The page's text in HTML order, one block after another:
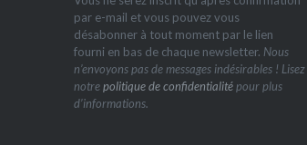
par e-mail et vous pouvez vous
désabonner à tout moment par le lien
fourni en bas de chaque newsletter. Nous
n’envoyons pas de messages indésirables ! Lisez
notrepolitique de confidentialitépour plus
d’informations.